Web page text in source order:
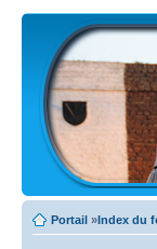
Portail »Index du